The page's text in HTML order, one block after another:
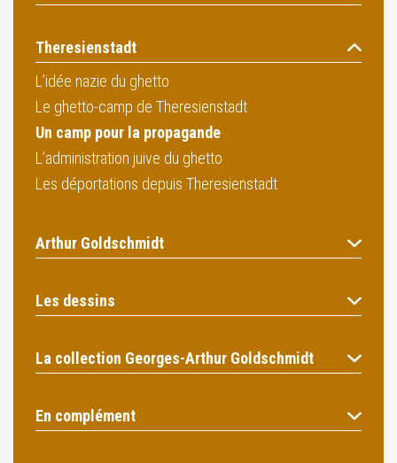
Theresienstadt
L’idée nazie du ghetto
Le ghetto-camp de Theresienstadt
Un camp pour la propagande
L’administration juive du ghetto
Les déportations depuis Theresienstadt
Arthur Goldschmidt
Les dessins
La collection Georges-Arthur Goldschmidt
En complément